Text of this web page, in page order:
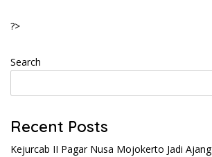
?>
Search
Recent Posts
Kejurcab II Pagar Nusa Mojokerto Jadi